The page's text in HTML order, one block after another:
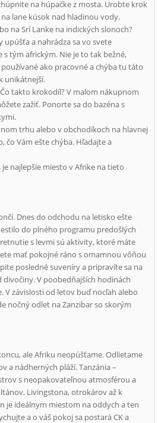
na húpačke z mosta. Urobte krok
lane kúsok nad hladinou vody.
na Srí Lanke na indických slonoch?
a nahrádza sa vo svete
tým africkým. Nie je to tak bežné,
ako pracovné a chýba tu táto
unikátnejší.
takto krokodíl? V malom nákupnom
zažiť. Ponorte sa do bazéna s
trhu alebo v obchodíkoch na hlavnej
čo Vám ešte chýba. Hľadajte a
najlepšie miesto v Afrike na tieto
Dnes do odchodu na letisko ešte
do plného programu predošlých
s levmi sú aktivity, ktoré máte
mať pokojné ráno s omamnou vôňou
posledné suveníry a pripravíte sa na
V poobedňajších hodinách
V závislosti od letov buď nocľah alebo
nočný odlet na Zanzibar so skorým
ale Afriku neopúšťame. Odlietame
a nádherných pláží. Tanzánia –
s neopakovateľnou atmosférou a
Livingstona, otrokárov až k
je ideálnym miestom na oddych a ten
a o váš pokoj sa postará CK a